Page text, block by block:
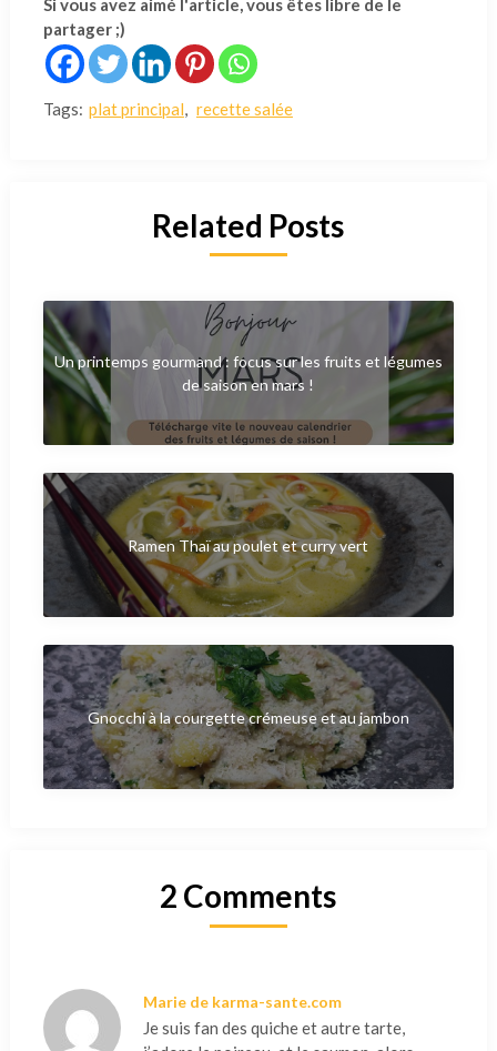
Si vous avez aimé l'article, vous êtes libre de le
partager ;)
Tags: plat principal, recette salée
Related Posts
Un printemps gourmand : focus sur les fruits et légumes
de saison en mars !
Ramen Thaï au poulet et curry vert
Gnocchi à la courgette crémeuse et au jambon
2 Comments
Marie de karma-sante.com
Je suis fan des quiche et autre tarte,